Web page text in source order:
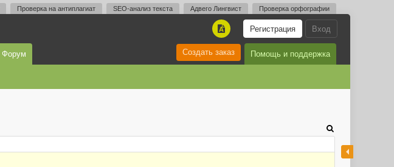
Проверка на антиплагиат SEO-анализ текста Адвего Лингвист Проверка орфографии
Вход
Регистрация
A
Форум Помощь и поддержка
Создать заказ